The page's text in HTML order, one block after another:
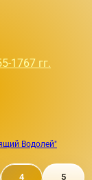
Водолей"
4 5